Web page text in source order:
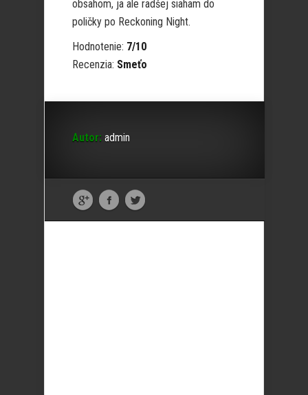
obsahom, ja ale radšej siaham do
poličky po Reckoning Night.
Hodnotenie: 7/10
Recenzia: Smeťo
Autor: admin